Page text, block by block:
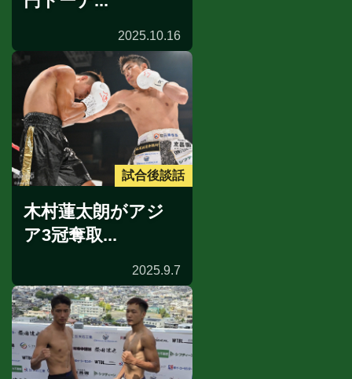
2025.10.16
試合後談話
木村蓮太朗がアジ
ア3冠奪取...
2025.9.7